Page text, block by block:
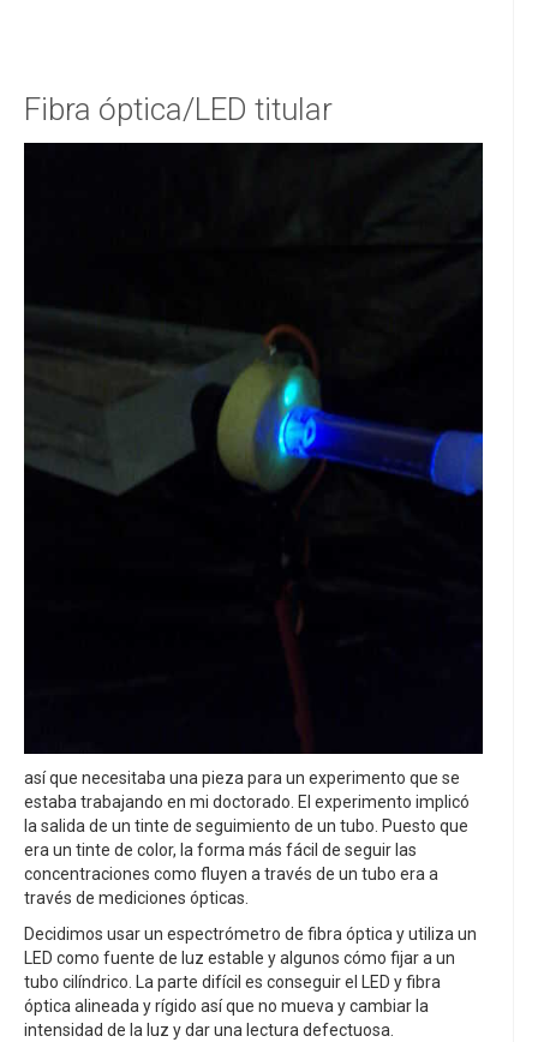
Fibra óptica/LED titular
así que necesitaba una pieza para un experimento que se
estaba trabajando en mi doctorado. El experimento implicó
la salida de un tinte de seguimiento de un tubo. Puesto que
era un tinte de color, la forma más fácil de seguir las
concentraciones como fluyen a través de un tubo era a
través de mediciones ópticas.
Decidimos usar un espectrómetro de fibra óptica y utiliza un
LED como fuente de luz estable y algunos cómo fijar a un
tubo cilíndrico. La parte difícil es conseguir el LED y fibra
óptica alineada y rígido así que no mueva y cambiar la
intensidad de la luz y dar una lectura defectuosa.